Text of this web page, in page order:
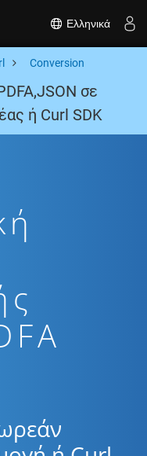
Ελληνικά
Conversion
σε
ή Curl SDK